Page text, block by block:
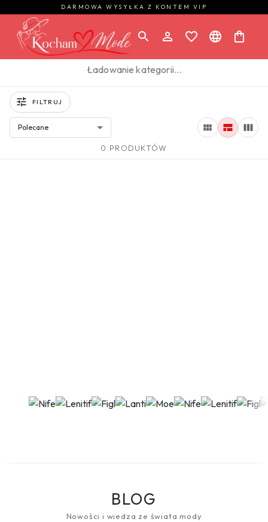
DARMOWA WYSYŁKA Z KONTEM VIP
Ładowanie kategorii…
FILTRUJ
Polecane
0 PRODUKTÓW
BLOG
Nowości i wiedza ze świata mody